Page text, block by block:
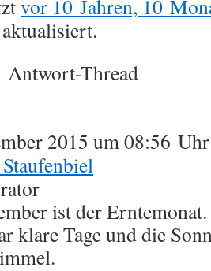
vor 10 Jahren, 10
aktualisiert.
Antwort-Thread
2015 um 08:56 Uhr
ist der
klare Tage und die